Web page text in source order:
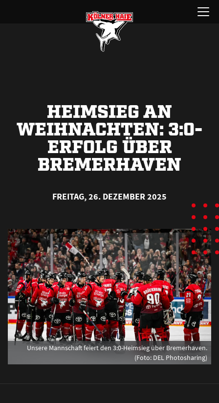
Menü
öffnen
HEIMSIEG AN
WEIHNACHTEN: 3:0-
ERFOLG ÜBER
BREMERHAVEN
FREITAG, 26. DEZEMBER 2025
Unsere Mannschaft feiert den 3:0-Heimsieg über Bremerhaven.
(Foto: DEL Photosharing)